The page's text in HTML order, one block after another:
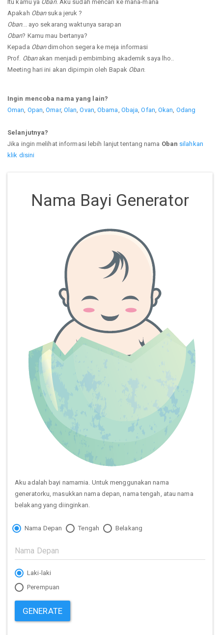
Itu kamu ya Oban. Aku sudah mencari ke mana-mana
Apakah Obansuka jeruk ?
Oban... ayo sekarang waktunya sarapan
Oban? Kamu mau bertanya?
Kepada Obandimohon segera ke meja informasi
Prof. Obanakan menjadi pembimbing akademik saya lho..
Meeting hari ini akan dipimpin oleh Bapak Oban.
Ingin mencoba nama yang lain?
Oman Opan ,Omar, Olan ,Ovan ,Obama Obaja ,Ofan ,Okan Odang
Selanjutnya?
Jika ingin melihat informasi lebih lanjut tentang nama Oban silahkan
klik disini
Nama Bayi Generator
Aku adalah bayi namamia. Untuk menggunakan nama
generatorku, masukkan nama depan, nama tengah, atau nama
belakang yang diinginkan.
Nama Depan Tengah Belakang
Laki-laki
Perempuan
GENERATE